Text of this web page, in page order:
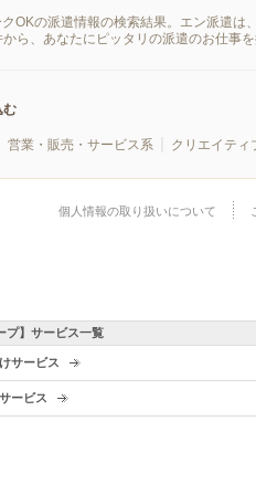
OKの派遣情報の検索結果。エン派遣は
ら、あなたにピッタリの派遣のお仕事を
む
営業・販売・サービス系 クリエイティ
個人情報の取り扱いについて
プ】サービス一覧
サービス
ービス